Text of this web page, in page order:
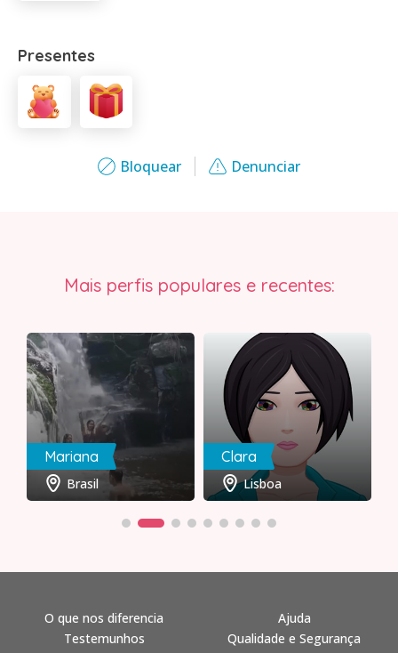
Bloquear Denunciar
Presentes
Mais perfis populares e recentes:
Mariana
Brasil
Clara
Lisboa
O que nos diferencia
Testemunhos
Ajuda
Qualidade e Segurança